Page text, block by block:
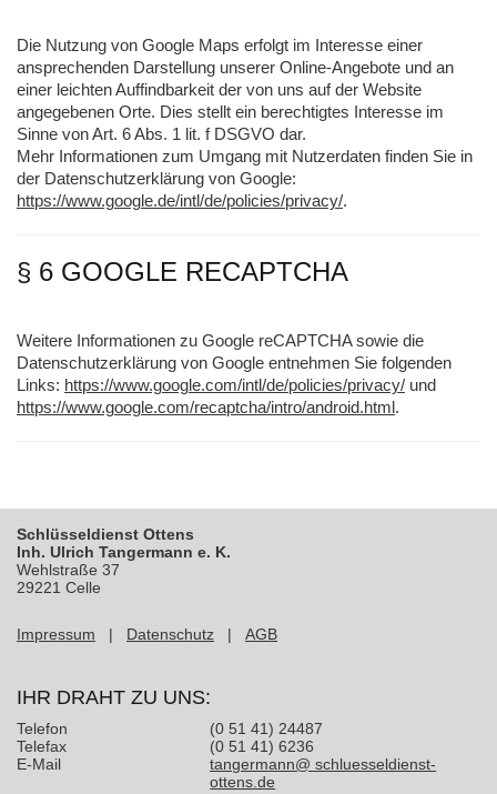
Die Nutzung von Google Maps erfolgt im Interesse einer
ansprechenden Darstellung unserer Online-Angebote und an
einer leichten Auffindbarkeit der von uns auf der Website
angegebenen Orte. Dies stellt ein berechtigtes Interesse im
Sinne von Art. 6 Abs. 1 lit. f DSGVO dar.
Mehr Informationen zum Umgang mit Nutzerdaten finden Sie in
der Datenschutzerklärung von Google:
https://www.google.de/intl/de/policies/privacy/.
§ 6 GOOGLE RECAPTCHA
Weitere Informationen zu Google reCAPTCHA sowie die
Datenschutzerklärung von Google entnehmen Sie folgenden
Links: https://www.google.com/intl/de/policies/privacy/ und
https://www.google.com/recaptcha/intro/android.html .
Schlüsseldienst Ottens
Inh. Ulrich Tangermann e. K.
Wehlstraße 37
29221 Celle
Impressum | Datenschutz | AGB
IHR DRAHT ZU UNS:
Telefon
Telefax
E-Mail
(0 51 41) 24487
(0 51 41) 6236
tangermann@ schluesseldienst-
ottens.de